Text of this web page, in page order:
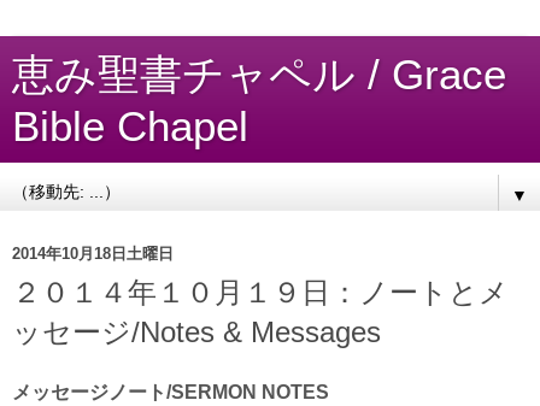
恵み聖書チャペル / Grace
Bible Chapel
▼
2014年10月18日土曜日
２０１４年１０月１９日：ノートとメ
ッセージ/Notes & Messages
メッセージノート/SERMON NOTES